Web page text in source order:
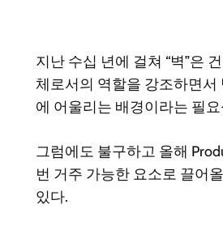
지난 수십 년에 걸쳐 “벽”은
체로서의 역할을 강조하면
에 어울리는 배경이라는 필
그럼에도 불구하고 올해
번 거주 가능한 요소로 끌어
있다.